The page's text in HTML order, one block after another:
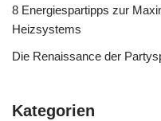
8 Energiespartipps zur
Heizsystems
Die Renaissance der
Kategorien